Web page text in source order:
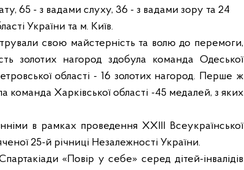
65 - з вадами слуху, 36 - з вадами зору та 24
України та м. Київ.
свою майстерність та волю до перемоги,
золотих нагород здобула команда Одеської
області - 16 золотих нагород. Перше ж
Харківської області -45 медалей, з яких
в рамках проведення ХХІІІ Всеукраїнської
25-й річниці Незалежності України.
«Повір у себе» серед дітей-інвалідів